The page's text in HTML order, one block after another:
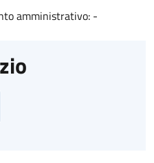
amministrativo: -